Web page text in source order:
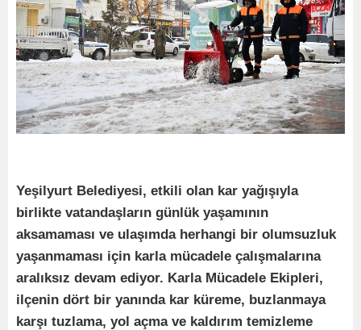
Yeşilyurt Belediyesi, etkili olan kar yağışıyla
birlikte vatandaşların günlük yaşamının
aksamaması ve ulaşımda herhangi bir olumsuzluk
yaşanmaması için karla mücadele çalışmalarına
aralıksız devam ediyor. Karla Mücadele Ekipleri,
ilçenin dört bir yanında kar küreme, buzlanmaya
karşı tuzlama, yol açma ve kaldırım temizleme